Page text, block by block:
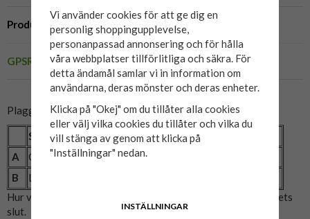
Produktbeskrivning
GPSR
Plaggets mått:
Storlek 2XL 3XL 4XL
A
Omkrets (cm) 138
B
Längd (cm)
Hur vi mätat: A= Bröstmått x2. B= Mitten av axeln till plaggets
slut.
Vi använder cookies för att ge dig en
personlig shoppingupplevelse,
personanpassad annonsering och för hålla
våra webbplatser tillförlitliga och säkra. För
detta ändamål samlar vi in information om
användarna, deras mönster och deras enheter.
Klicka på "Okej" om du tillåter alla cookies
eller välj vilka cookies du tillåter och vilka du
vill stänga av genom att klicka på
"Inställningar" nedan.
INSTÄLLNINGAR